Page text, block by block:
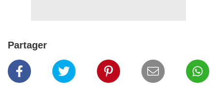
Partager